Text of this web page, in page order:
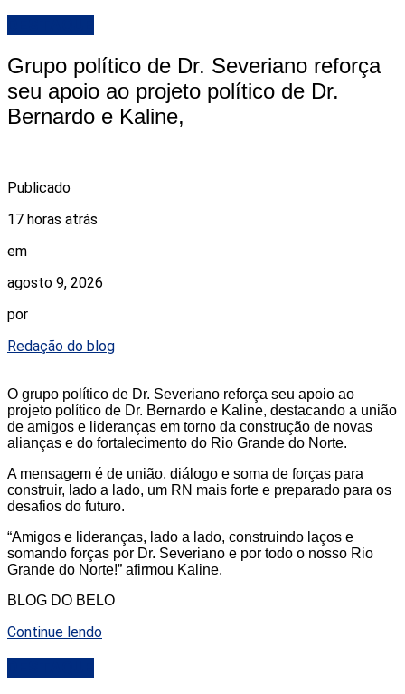
Grupo político de Dr. Severiano reforça
seu apoio ao projeto político de Dr.
Bernardo e Kaline,
Publicado
17 horas atrás
em
agosto 9, 2026
por
Redação do blog
O grupo político de Dr. Severiano reforça seu apoio ao
projeto político de Dr. Bernardo e Kaline, destacando a união
de amigos e lideranças em torno da construção de novas
alianças e do fortalecimento do Rio Grande do Norte.
A mensagem é de união, diálogo e soma de forças para
construir, lado a lado, um RN mais forte e preparado para os
desafios do futuro.
“Amigos e lideranças, lado a lado, construindo laços e
somando forças por Dr. Severiano e por todo o nosso Rio
Grande do Norte!” afirmou Kaline.
BLOG DO BELO
Continue lendo